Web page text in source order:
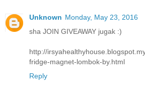
Unknown Monday, May 23, 2016
sha JOIN GIVEAWAY jugak :)
http://
fridge-magnet-lombok-by.html
Reply